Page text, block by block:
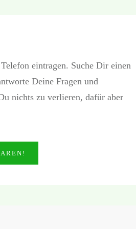
eintragen. Suche Dir einen
Deine Fragen und
nichts zu verlieren, dafür aber